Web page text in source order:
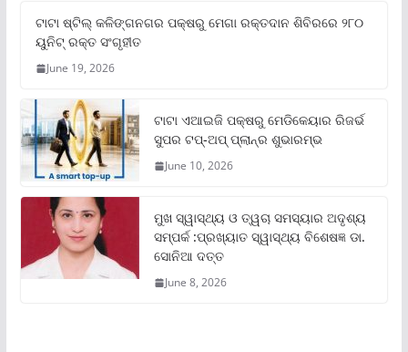
ଟାଟା ଷ୍ଟିଲ୍‌ କଳିଙ୍ଗନଗର ପକ୍ଷରୁ ମେଗା ରକ୍ତଦାନ ଶିବିରରେ ୨୮୦
ୟୁନିଟ୍‌ ରକ୍ତ ସଂଗୃହୀତ
June 19, 2026
ଟାଟା ଏଆଇଜି ପକ୍ଷରୁ ମେଡିକେୟାର ରିଜର୍ଭ
ସୁପର ଟପ୍‌-ଅପ୍ ପ୍ଲାନ୍‌ର ଶୁଭାରମ୍ଭ
June 10, 2026
ମୁଖ ସ୍ୱାସ୍ଥ୍ୟ ଓ ତ୍ୱଚା ସମସ୍ୟାର ଅଦୃଶ୍ୟ
ସମ୍ପର୍କ :ପ୍ରଖ୍ୟାତ ସ୍ୱାସ୍ଥ୍ୟ ବିଶେଷଜ୍ଞ ଡା.
ସୋନିଆ ଦତ୍ତ
June 8, 2026